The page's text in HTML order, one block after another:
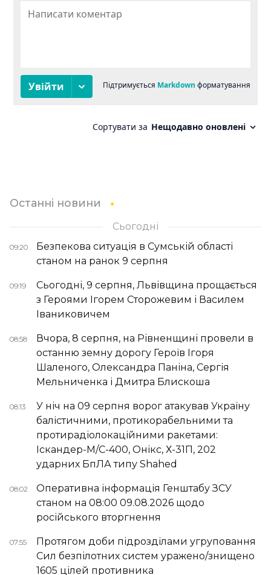
Останні новини
Сьогодні
09:20
Безпекова ситуація в Сумській області
станом на ранок 9 серпня
09:19
Сьогодні, 9 серпня, Львівщина прощається
з Героями Ігорем Сторожевим і Василем
Іваниковичем
08:58
Вчора, 8 серпня, на Рівненщині провели в
останню земну дорогу Героїв Ігоря
Шаленого, Олександра Паніна, Сергія
Мельниченка і Дмитра Блискоша
08:13
У ніч на 09 серпня ворог атакував Україну
балістичними, протикорабельними та
протирадіолокаційними ракетами:
Іскандер-М/С-400, Онікс, Х-31П, 202
ударних БпЛА типу Shahed
08:02
Оперативна інформація Генштабу ЗСУ
станом на 08:00 09.08.2026 щодо
російського вторгнення
07:55
Протягом доби підрозділами угруповання
Сил безпілотних систем уражено/знищено
1605 цілей противника